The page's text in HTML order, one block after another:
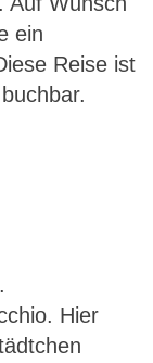
ein
Reise ist
Hier